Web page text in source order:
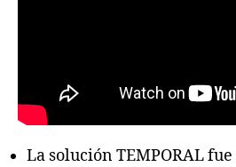
La solución TEMPORAL